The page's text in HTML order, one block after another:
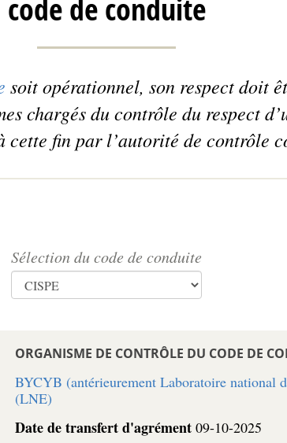
code de conduite
soit opérationnel, son respect doit
chargés du contrôle du respect
cette fin par l’autorité de contrôle
Sélection du code de conduite
ORGANISME DE CONTRÔLE DU CODE DE
BYCYB (antérieurement Laboratoire national
(LNE)
Date de transfert d'agrément09-10-2025